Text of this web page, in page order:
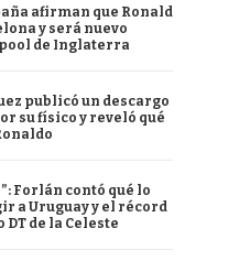
afirman que Ronald
y será nuevo
de Inglaterra
publicó un descargo
su físico y reveló qué
Forlán contó qué lo
a Uruguay y el récord
DT de la Celeste